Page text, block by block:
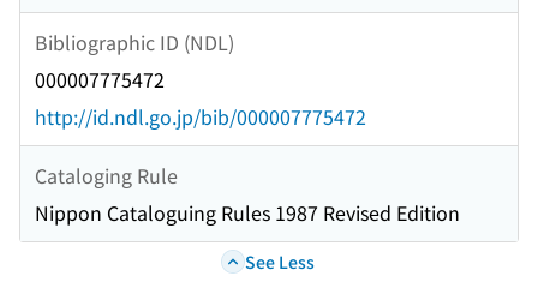
Bibliographic ID (NDL)
000007775472
http://id.ndl.go.jp/bib/000007775472
Cataloging Rule
Nippon Cataloguing Rules 1987 Revised Edition
See Less